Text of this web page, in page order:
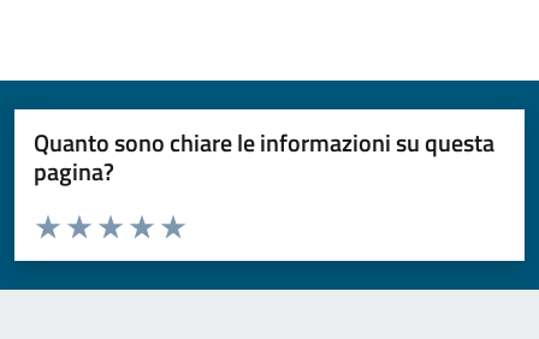
Quanto sono chiare le informazioni su questa
pagina?
Valuta da 1 a 5 stelle la pagina
Valuta 5 stelle su 5
Valuta 4 stelle su 5
Valuta 3 stelle su 5
Valuta 2 stelle su 5
Valuta 1 stelle su 5